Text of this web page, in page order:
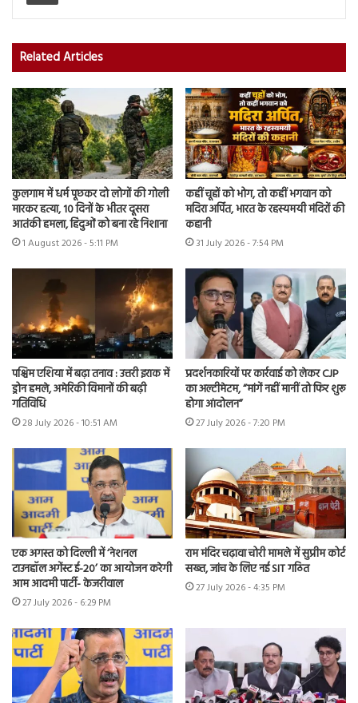
Related Articles
कुलगाम में धर्म पूछकर दो लोगों की गोली
मारकर हत्या, 10 दिनों के भीतर दूसरा
आतंकी हमला, हिंदुओं को बना रहे निशाना
1 August 2026 - 5:11 PM
कहीं चूहों को भोग, तो कहीं भगवान को
मदिरा अर्पित, भारत के रहस्यमयी मंदिरों की
कहानी
31 July 2026 - 7:54 PM
पश्चिम एशिया में बढ़ा तनाव : उत्तरी इराक में
ड्रोन हमले, अमेरिकी विमानों की बढ़ी
गतिविधि
28 July 2026 - 10:51 AM
प्रदर्शनकारियों पर कार्रवाई को लेकर CJP
का अल्टीमेटम, “मांगें नहीं मानीं तो फिर शुरू
होगा आंदोलन”
27 July 2026 - 7:20 PM
एक अगस्त को दिल्ली में ‘नेशनल
टाउनहॉल अगेंस्ट ई-20’ का आयोजन करेगी
आम आदमी पार्टी- केजरीवाल
27 July 2026 - 6:29 PM
राम मंदिर चढ़ावा चोरी मामले में सुप्रीम कोर्ट
सख्त, जांच के लिए नई SIT गठित
27 July 2026 - 4:35 PM